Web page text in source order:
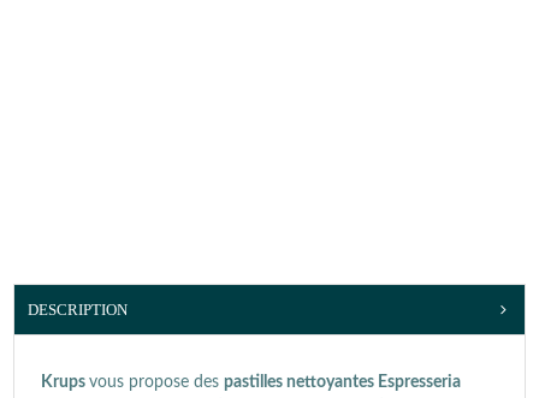
DESCRIPTION
Krups vous propose des pastilles nettoyantes Espresseria